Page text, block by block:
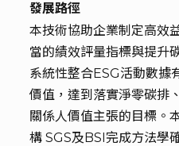
發展路徑
本技術協助企業制定高效
當的績效評量指標與提升
系統性整合ESG活動數據
價值，達到落實淨零碳排
關係人價值主張的目標。
構 SGS及BSI完成方法學